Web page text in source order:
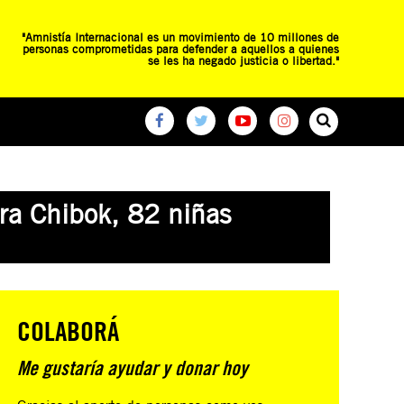
"Amnistía Internacional es un movimiento de 10 millones de
personas comprometidas para defender a aquellos a quienes
se les ha negado justicia o libertad."
Chibok, 82 niñas
COLABORÁ
Me gustaría ayudar y donar hoy